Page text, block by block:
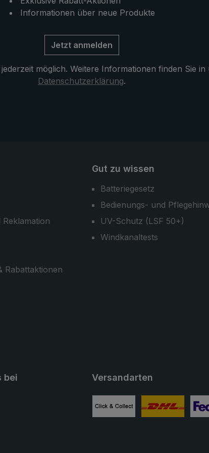
einer praktischen Steck-
enthalten ist. Der klassische
Unisex-Regenschirm "32S7"
und lässt sich zum Freizeit- als
auch zum Business-Outfit
Informationen über neue Produkte
Jetzt anmelden
möglich. Weitere Informationen finden Sie in
Datenschutzerklärung.
Rabattaktionen
Gut zu wissen
Batteriegesetz
Bedienungs- und
UV-Schutz (LSF 50+)
Windkanaltests
bei Versandarten